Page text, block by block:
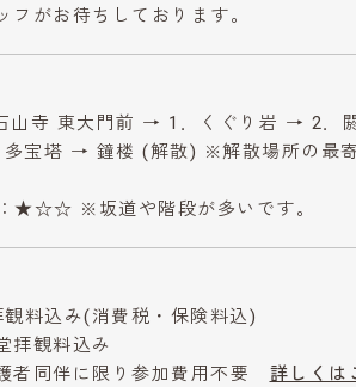
がお待ちしております。
山寺 東大門前 → 1．くぐり岩 → 2．
宝塔 → 鐘楼 (解散) ※解散場所の最寄
★☆☆ ※坂道や階段が多いです。
料込み(消費税・保険料込)
拝観料込み
者同伴に限り参加費用不要 詳しくは